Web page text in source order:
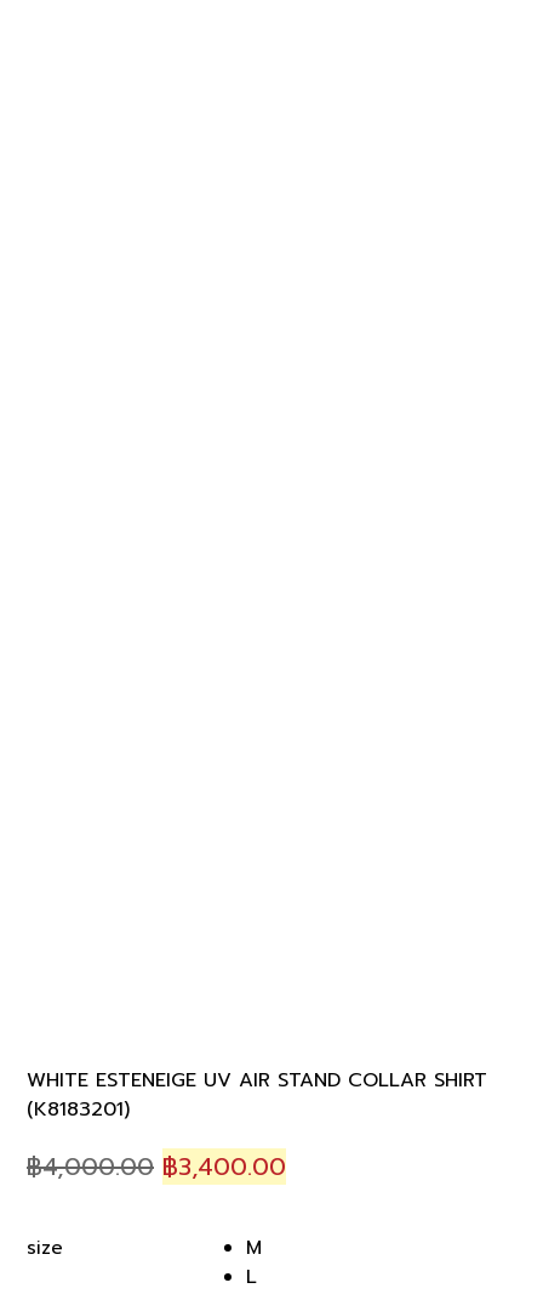
WHITE ESTENEIGE UV AIR STAND COLLAR SHIRT
(K8183201)
฿4,000.00 Original
฿4,000.00.
฿3,400.00
size
M
L